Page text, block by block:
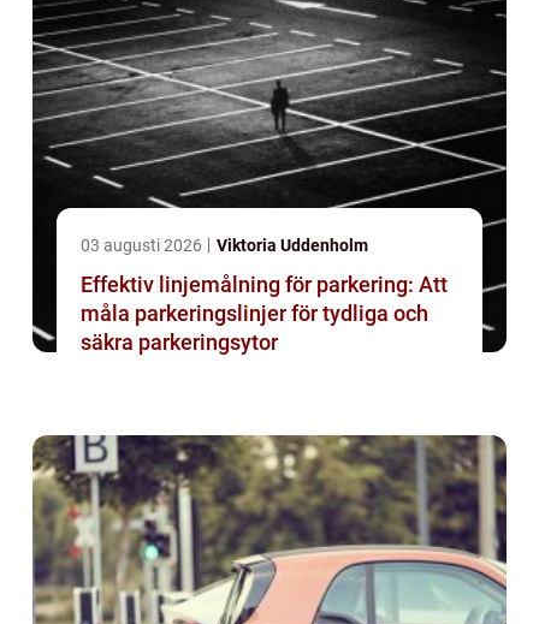
03 augusti 2026 Viktoria Uddenholm
Effektiv linjemålning för parkering: Att
måla parkeringslinjer för tydliga och
säkra parkeringsytor